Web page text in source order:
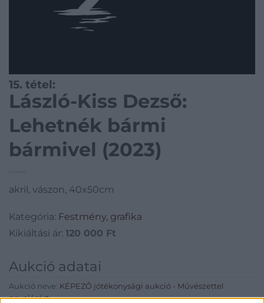
15. tétel:
László-Kiss Dezső:
Lehetnék bármi
bármivel (2023)
akril, vászon, 40x50cm
Kategória: Festmény, grafika
Kikiáltási ár: 120 000 Ft
Aukció adatai
Aukció neve: KÉPEZŐ jótékonysági aukció - Művészettel
nevelésért